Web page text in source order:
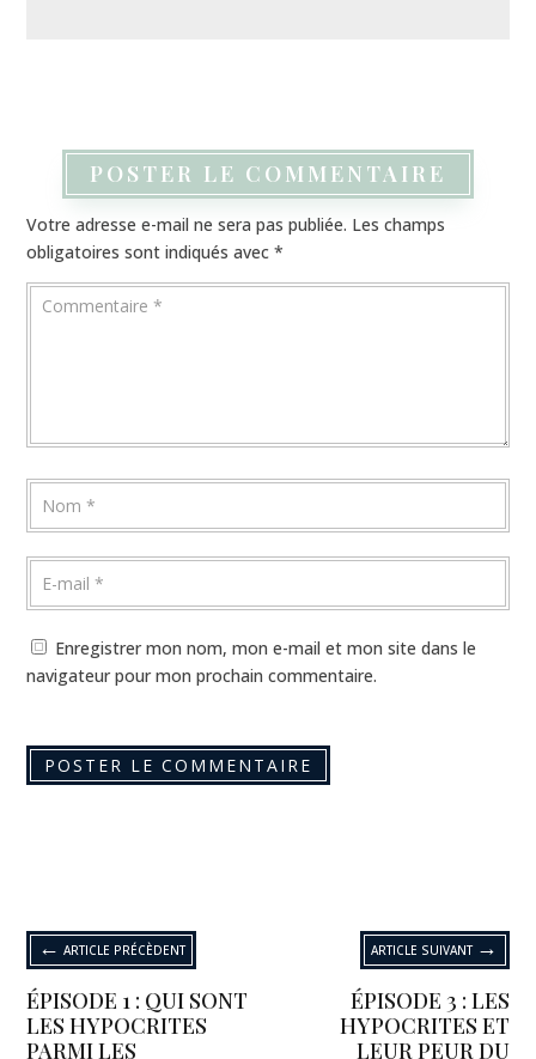
POSTER LE COMMENTAIRE
Votre adresse e-mail ne sera pas publiée. Les champs
obligatoires sont indiqués avec*
Enregistrer mon nom, mon e-mail et mon site dans le
navigateur pour mon prochain commentaire.
← ARTICLE PRÉCÈDENT
ÉPISODE 1 : QUI SONT
LES HYPOCRITES
PARMI LES
ARTICLE SUIVANT →
ÉPISODE 3 : LES
HYPOCRITES ET
LEUR PEUR DU